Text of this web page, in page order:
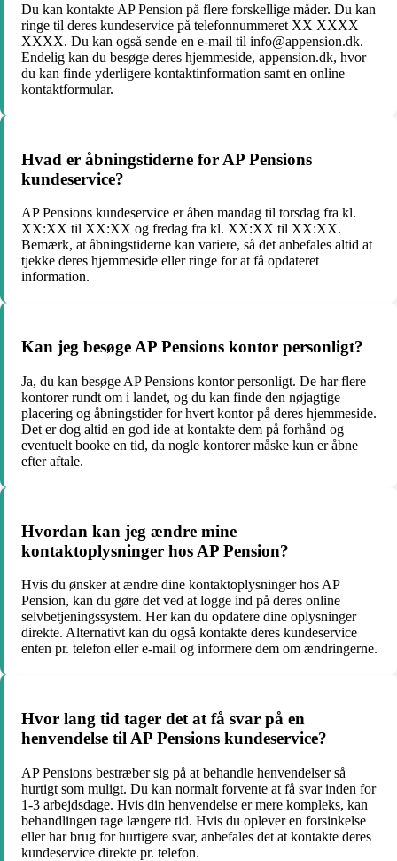
Du kan kontakte AP Pension på flere forskellige måder. Du kan
ringe til deres kundeservice på telefonnummeret XX XXXX
XXXX. Du kan også sende en e-mail til info@appension.dk.
Endelig kan du besøge deres hjemmeside, appension.dk, hvor
du kan finde yderligere kontaktinformation samt en online
kontaktformular.
Hvad er åbningstiderne for AP Pensions
kundeservice?
AP Pensions kundeservice er åben mandag til torsdag fra kl.
XX:XX til XX:XX og fredag fra kl. XX:XX til XX:XX.
Bemærk, at åbningstiderne kan variere, så det anbefales altid at
tjekke deres hjemmeside eller ringe for at få opdateret
information.
Kan jeg besøge AP Pensions kontor personligt?
Ja, du kan besøge AP Pensions kontor personligt. De har flere
kontorer rundt om i landet, og du kan finde den nøjagtige
placering og åbningstider for hvert kontor på deres hjemmeside.
Det er dog altid en god ide at kontakte dem på forhånd og
eventuelt booke en tid, da nogle kontorer måske kun er åbne
efter aftale.
Hvordan kan jeg ændre mine
kontaktoplysninger hos AP Pension?
Hvis du ønsker at ændre dine kontaktoplysninger hos AP
Pension, kan du gøre det ved at logge ind på deres online
selvbetjeningssystem. Her kan du opdatere dine oplysninger
direkte. Alternativt kan du også kontakte deres kundeservice
enten pr. telefon eller e-mail og informere dem om ændringerne.
Hvor lang tid tager det at få svar på en
henvendelse til AP Pensions kundeservice?
AP Pensions bestræber sig på at behandle henvendelser så
hurtigt som muligt. Du kan normalt forvente at få svar inden for
1-3 arbejdsdage. Hvis din henvendelse er mere kompleks, kan
behandlingen tage længere tid. Hvis du oplever en forsinkelse
eller har brug for hurtigere svar, anbefales det at kontakte deres
kundeservice direkte pr. telefon.